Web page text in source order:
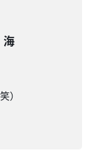
）